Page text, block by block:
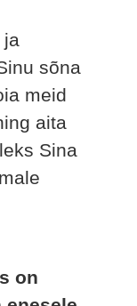
ja
sõna
meid
aita
Sina
on